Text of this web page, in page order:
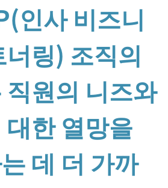
인사 비즈니
링) 조직의
직원의 니즈와
한 열망을
데 더 가까